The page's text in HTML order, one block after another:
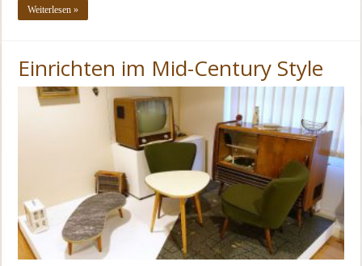
Weiterlesen »
Einrichten im Mid-Century Style